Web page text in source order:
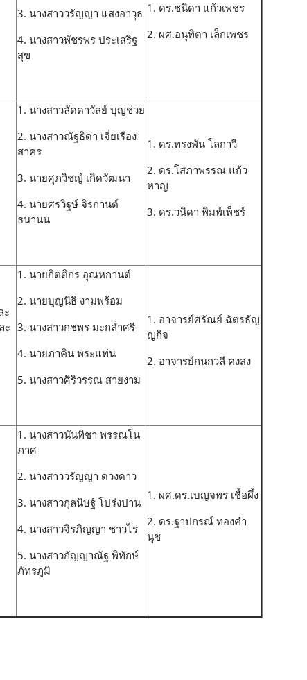
3. นางสาววรัญญา แสงอาวุธ
4. นางสาวพัชรพร ประเสริฐ
สุข
1. ดร.ชนิดา แก้วเพชร
2. ผศ.อนุทิตา เล็กเพชร
1. นางสาวลัดดาวัลย์ บุญช่วย
2. นางสาวณัฐธิดา เจี่ยเรือง
สาคร
3. นายศุภวิชญ์ เกิดวัฒนา
4. นายศรวิฐษ์ จิรกานต์
ธนานน
1. ดร.ทรงพัน โลกาวี
2. ดร.โสภาพรรณ แก้ว
หาญ
3. ดร.วนิดา พิมพ์เพ็ชร์
ะ
ะ
1. นายกิตติกร อุณหกานต์
2. นายบุญนิธิ งามพร้อม
3. นางสาวกชพร มะกล่ำศรี
4. นายภาคิน พระแท่น
5. นางสาวศิริวรรณ สายงาม
1. อาจารย์ศรัณย์ ฉัตรธัญ
ญกิจ
2. อาจารย์กนกวลี คงสง
1. นางสาวนันทิชา พรรณโน
ภาศ
2. นางสาววรัญญา ดวงดาว
3. นางสาวกุลนิษฐ์ โปร่งปาน
4. นางสาวจิรภิญญา ชาวไร่
5. นางสาวกัญญาณัฐ พิทักษ์
ภัทรภูมิ
1. ผศ.ดร.เบญจพร เชื้อผึ้ง
2. ดร.ฐาปกรณ์ ทองคำ
นุช